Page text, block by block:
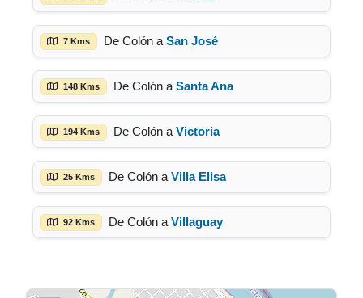
7 Kms De Colón a San José
148 Kms De Colón a Santa Ana
194 Kms De Colón a Victoria
25 Kms De Colón a Villa Elisa
92 Kms De Colón a Villaguay